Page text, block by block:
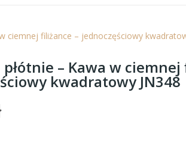
ciemnej filiżance – jednoczęściowy
– Kawa w ciemnej
kwadratowy JN348